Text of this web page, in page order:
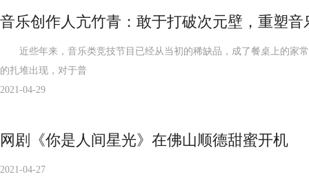
音乐创作人亢竹青：敢于打破次元壁，重塑音
近些年来，音乐类竞技节目已经从当初的稀缺品，成了餐桌上的家
的扎堆出现，对于普
2021-04-29
网剧《你是人间星光》在佛山顺德甜蜜开机
2021-04-27